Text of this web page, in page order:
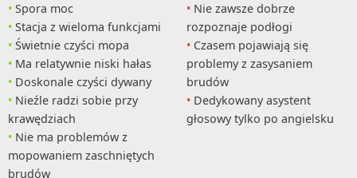
Spora moc
Stacja z wieloma funkcjami
Świetnie czyści mopa
Ma relatywnie niski hałas
Doskonale czyści dywany
Nieźle radzi sobie przy
krawędziach
Nie ma problemów z
mopowaniem zaschniętych
brudów
Nie zawsze dobrze
rozpoznaje podłogi
Czasem pojawiają się
problemy z zasysaniem
brudów
Dedykowany asystent
głosowy tylko po angielsku